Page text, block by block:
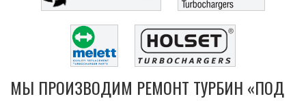
МЫ ПРОИЗВОДИМ РЕМОНТ ТУРБИН «ПОД